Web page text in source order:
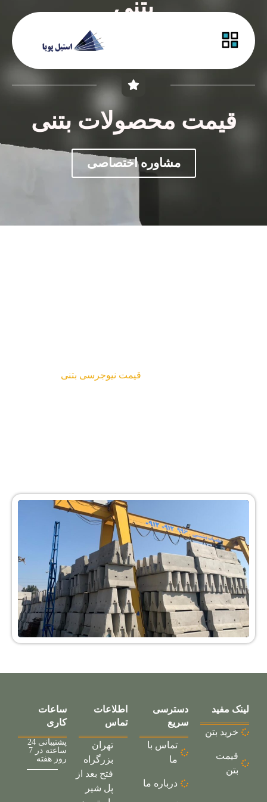
بتنی
راهنمای خرید
قیمت محصولات بتنی
مشاوره اختصاصی
قیمت نیوجرسی بتنی
لینک مفید
خرید بتن
قیمت
بتن
دسترسی
سریع
تماس با
ما
درباره ما
اطلاعات
تماس
تهران
بزرگراه
فتح بعد از
پل شیر
ساعات
کاری
پشتیبانی 24
ساعته در 7
روز هفته